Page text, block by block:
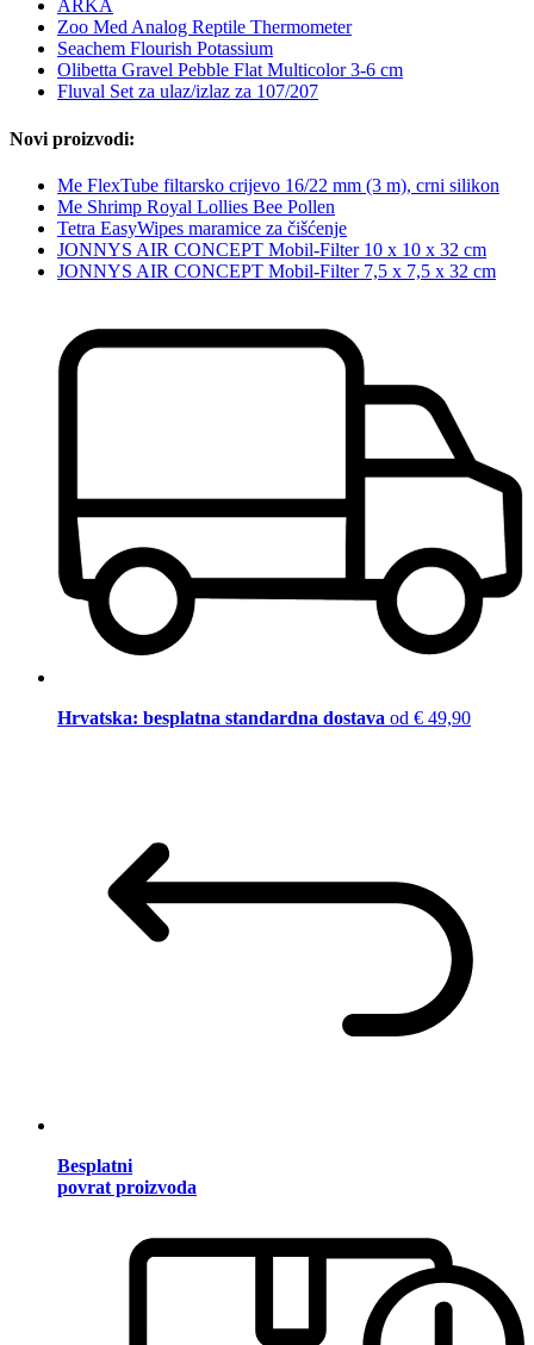
ARKA
Zoo Med Analog Reptile Thermometer
Seachem Flourish Potassium
Olibetta Gravel Pebble Flat Multicolor 3-6 cm
Fluval Set za ulaz/izlaz za 107/207
Novi proizvodi:
Me FlexTube filtarsko crijevo 16/22 mm (3 m), crni silikon
Me Shrimp Royal Lollies Bee Pollen
Tetra EasyWipes maramice za čišćenje
JONNYS AIR CONCEPT Mobil-Filter 10 x 10 x 32 cm
JONNYS AIR CONCEPT Mobil-Filter 7,5 x 7,5 x 32 cm
Hrvatska: besplatna standardna dostava od € 49,90
Besplatni
povrat proizvoda